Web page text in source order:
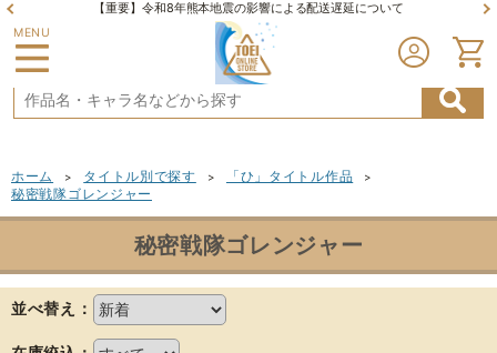
【重要】令和8年熊本地震の影響による配送遅延について
MENU
ホーム > タイトル別で探す > 「ひ」タイトル作品 >
秘密戦隊ゴレンジャー
秘密戦隊ゴレンジャー
並べ替え：